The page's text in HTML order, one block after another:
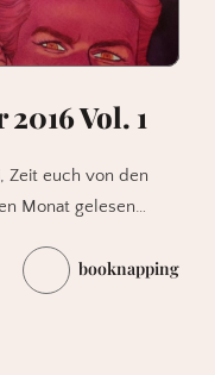
Vol. 1
Zeit euch von den
Monat gelesen…
booknapping